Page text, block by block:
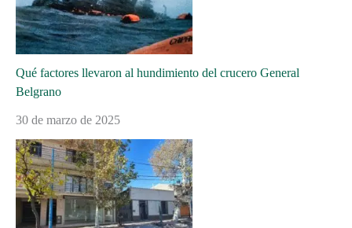
Qué factores llevaron al hundimiento del crucero General
Belgrano
30 de marzo de 2025